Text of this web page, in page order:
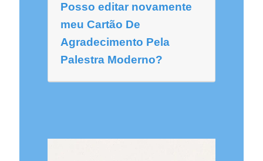
Posso editar novamente
meu Cartão De
Agradecimento Pela
Palestra Moderno?